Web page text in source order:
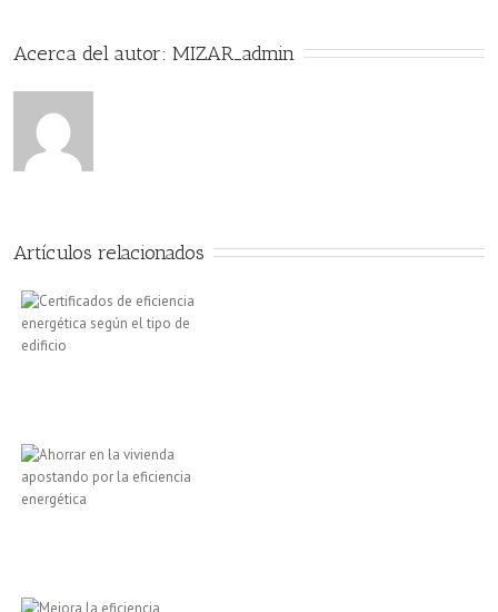
Acerca del autor: MIZAR_admin
Artículos relacionados